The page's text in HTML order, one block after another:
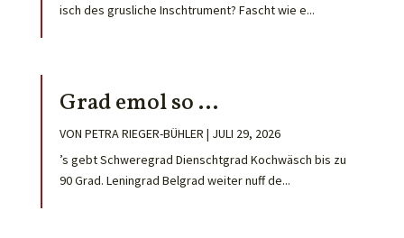
isch des grusliche Inschtrument? Fascht wie e...
Grad emol so …
VON PETRA RIEGER-BÜHLER | JULI 29, 2026
’s gebt Schweregrad Dienschtgrad Kochwäsch bis zu
90 Grad. Leningrad Belgrad weiter nuff de...